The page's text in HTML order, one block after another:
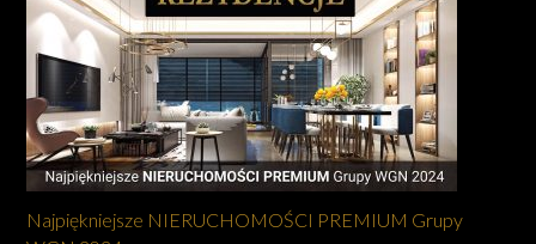
Najpiękniejsze NIERUCHOMOŚCI PREMIUM Grupy